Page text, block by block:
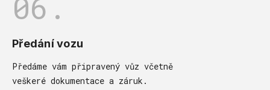
Předání vozu
Předáme vám připravený vůz včetně
veškeré dokumentace a záruk.